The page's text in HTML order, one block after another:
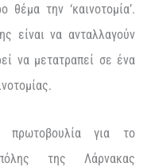
την ‘καινοτομία’.
είναι να ανταλλαγούν
να μετατραπεί σε ένα
πρωτοβουλία για το
της Λάρνακας